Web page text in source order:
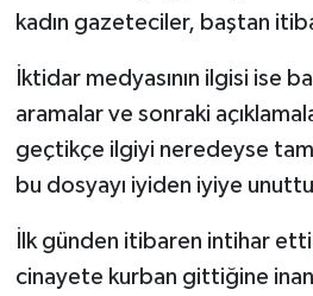
kadın gazeteciler, baştan
İktidar medyasının ilgisi ise
aramalar ve sonraki
geçtikçe ilgiyi neredeyse
bu dosyayı iyiden iyiye
İlk günden itibaren intihar
cinayete kurban gittiğine